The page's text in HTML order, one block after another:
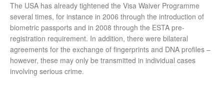
The USA has already tightened the Visa Waiver Programme
several times, for instance in 2006 through the introduction of
biometric passports and in 2008 through the ESTA pre-
registration requirement. In addition, there were bilateral
agreements for the exchange of fingerprints and DNA profiles –
however, these may only be transmitted in individual cases
involving serious crime.